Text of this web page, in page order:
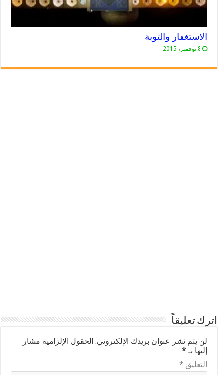
الاستغفار والتوبة
8 نوفمبر، 2015
اترك تعليقاً
لن يتم نشر عنوان بريدك الإلكتروني. الحقول الإلزامية مشار
إليها بـ*
التعليق *